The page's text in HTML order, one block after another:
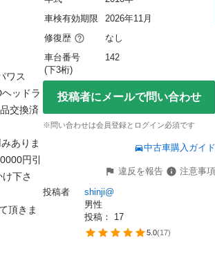
ワス
ッドラ
交換済
ありま
円引
下さ
頂きま
車検有効期限
2026年11月
修復歴
なし
車台番号
(下3桁)
142
投稿者にメールで問い合わせ
※問い合わせは会員登録とログイン必須です
中古車購入ガイド
違反を報告
注意事項
投稿者
shinji@
男性
投稿： 17
5.0(17)